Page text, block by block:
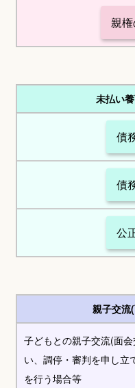
親
未払い
債
債
公
親子交流
子どもとの親子交流(面
い、調停・審判を申し立
を行う場合等